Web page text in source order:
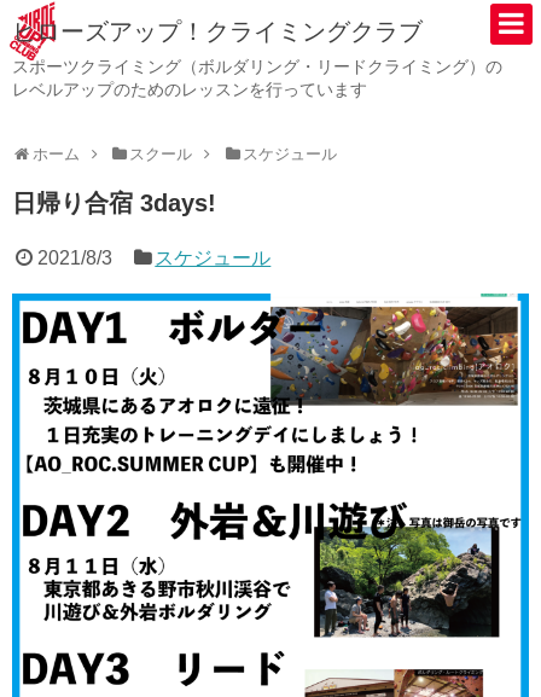
ヒローズアップ！クライミングクラブ
スポーツクライミング（ボルダリング・リードクライミング）の
レベルアップのためのレッスンを行っています
ホーム スクール スケジュール
日帰り合宿 3days!
2021/8/3 スケジュール